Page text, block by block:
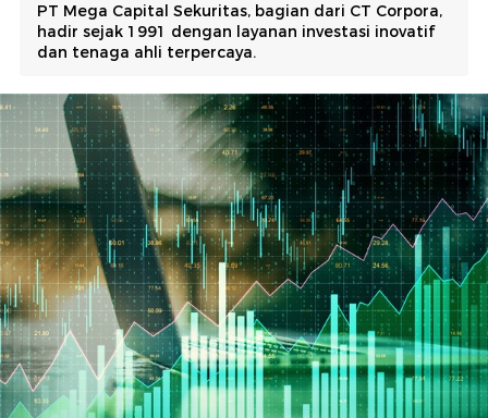
PT Mega Capital Sekuritas, bagian dari CT Corpora,
hadir sejak 1991 dengan layanan investasi inovatif
dan tenaga ahli terpercaya.